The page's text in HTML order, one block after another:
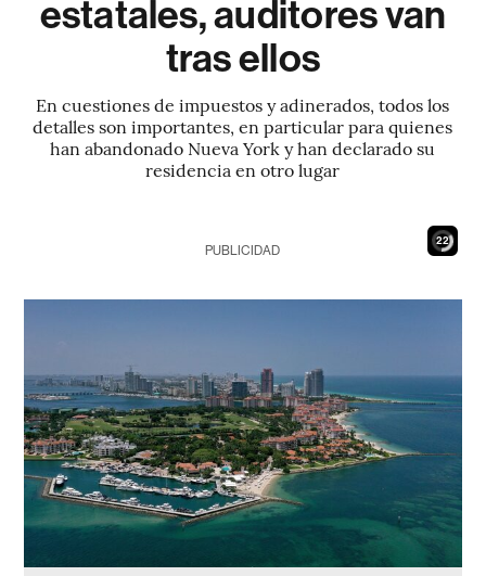
estatales, auditores van
tras ellos
En cuestiones de impuestos y adinerados, todos los
detalles son importantes, en particular para quienes
han abandonado Nueva York y han declarado su
residencia en otro lugar
20
PUBLICIDAD